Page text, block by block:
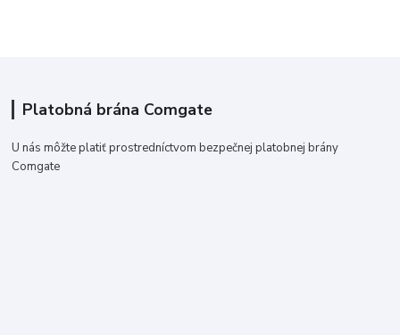
Platobná brána Comgate
U nás môžte platiť prostredníctvom bezpečnej platobnej brány
Comgate